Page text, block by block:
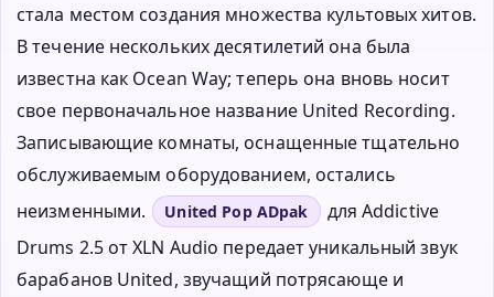
стала местом создания множества культовых хитов.
В течение нескольких десятилетий она была
известна как Ocean Way; теперь она вновь носит
свое первоначальное название United Recording.
Записывающие комнаты, оснащенные тщательно
обслуживаемым оборудованием, остались
неизменными.
United Pop ADpak
для Addictive
Drums 2.5 от XLN Audio передает уникальный звук
барабанов United, звучащий потрясающе и